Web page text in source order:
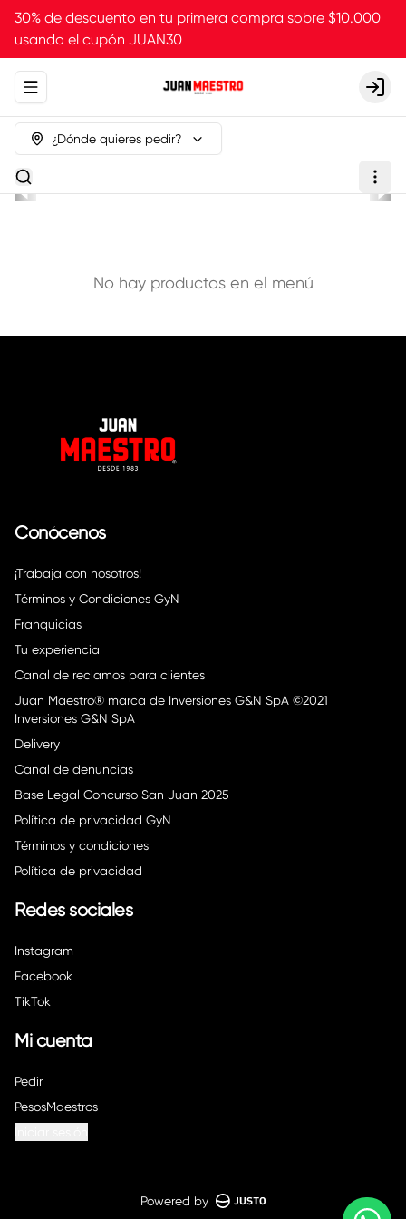
30% de descuento en tu primera compra sobre $10.000
usando el cupón JUAN30
Abrir menu de navegación Login
¿Dónde quieres pedir?
No hay productos en el menú
Conócenos
¡Trabaja con nosotros!
Términos y Condiciones GyN
Franquicias
Tu experiencia
Canal de reclamos para clientes
Juan Maestro® marca de Inversiones G&N SpA ©2021
Inversiones G&N SpA
Delivery
Canal de denuncias
Base Legal Concurso San Juan 2025
Política de privacidad GyN
Términos y condiciones
Política de privacidad
Redes sociales
Instagram
Facebook
TikTok
Mi cuenta
Pedir
PesosMaestros
Powered by